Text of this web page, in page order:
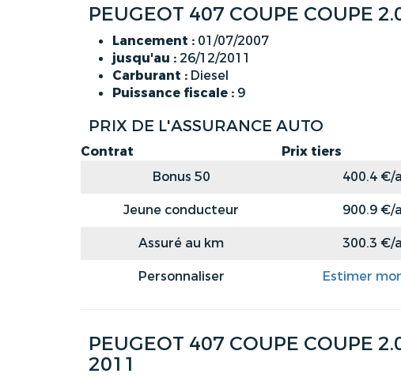
PEUGEOT 407 COUPE COUPE
Lancement : 01/07/2007
jusqu'au : 26/12/2011
Carburant : Diesel
Puissance fiscale : 9
PRIX DE L'ASSURANCE AUTO
Contrat Prix tiers
Bonus 50
400.4 €/
Jeune conducteur
900.9 €/
Assuré au km
300.3 €/
Personnaliser
Estimer
PEUGEOT 407 COUPE COUPE
2011